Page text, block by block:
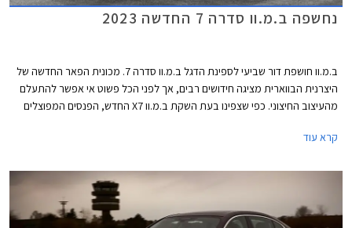
נחשפה ב.מ.וו סדרה 7 החדשה 2023
ב.מ.וו חושפת דור שביעי לספינת הדגל ב.מ.וו סדרה 7. מכונית הפאר החדשה של
היצרנית הבווארית מציגה חידושים רבים, אך לפני הכל פשוט אי אפשר להתעלם
מהעיצוב החיצוני. כפי שצפינו בעת השקת ב.מ.וו X7 החדש, הפנסים המפוצלים
המשלב שלל כונסי אוויר, נוצרת חזית מעט קשה לעיכול. הדופן בניגוד לכך מציגה
בהתאם לרמת הגימור. חלק מהגרסאות יוצעו בצביעה דו-גונית מקו המותניים
ומעלה. גם הזנב מציג מראה נקי יחסית, עם יחידות תאורה צרות ולוחית רישוי
שנדדה מדלת תא המטען אל הפגוש שעיצובו משתנה בהתאם לרמת הגימור.
קרא עוד